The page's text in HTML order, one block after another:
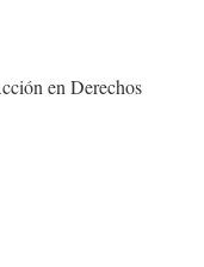
en Derechos